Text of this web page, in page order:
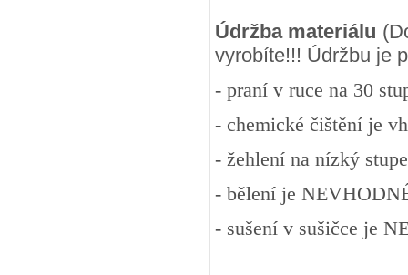
Údržba materiálu
vyrobíte!!! Údržbu je
- praní v ruce na 30
- chemické čištění je
- žehlení na nízký
- bělení je
- sušení v sušičce je